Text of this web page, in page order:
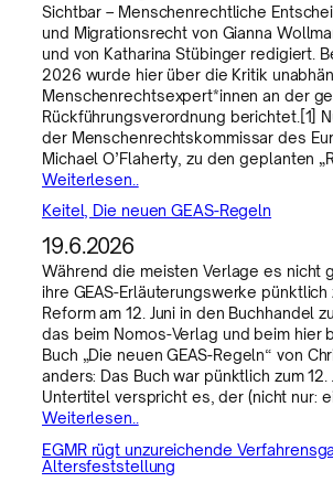
Sichtbar – Menschenrechtliche
und Migrationsrecht von Gianna
und von Katharina Stübinger redigiert.
2026 wurde hier über die Kritik
Menschenrechtsexpert*innen an der
Rückführungsverordnung berichtet.[1]
der Menschenrechtskommissar des
Michael O’Flaherty, zu den geplanten
Weiterlesen..
Keitel, Die neuen GEAS-Regeln
19.6.2026
Während die meisten Verlage es nicht
ihre GEAS-Erläuterungswerke
Reform am 12. Juni in den Buchhandel
das beim Nomos-Verlag und beim hier
Buch „Die neuen GEAS-Regeln“ von
anders: Das Buch war pünktlich zum 12.
Untertitel verspricht es, der (nicht nur:
Weiterlesen..
EGMR rügt unzureichende
Altersfeststellung